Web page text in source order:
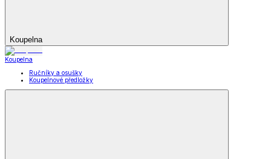
Koupelna
Koupelna
Ručníky a osušky
Koupelnové předložky